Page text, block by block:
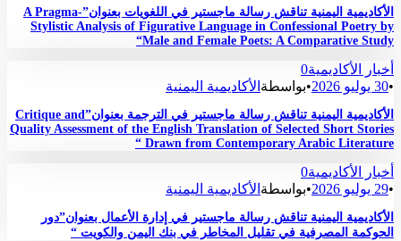
الأكاديمية اليمنية تناقش رسالة ماجستير في اللغويات بعنوان”A Pragma-
Stylistic Analysis of Figurative Language in Confessional Poetry by
Male and Female Poets: A Comparative Study“
أخبار الأكاديمية0
•30 يوليو 2026 •بواسطة الأكاديمية اليمنية
الأكاديمية اليمنية تناقش رسالة ماجستير في الترجمة بعنوان”Critique and
Quality Assessment of the English Translation of Selected Short Stories
Drawn from Contemporary Arabic Literature “
أخبار الأكاديمية0
•29 يوليو 2026 •بواسطة الأكاديمية اليمنية
الأكاديمية اليمنية تناقش رسالة ماجستير في إدارة الأعمال بعنوان”دور
الحوكمة المصرفية في تقليل المخاطر في بنك اليمن والكويت “